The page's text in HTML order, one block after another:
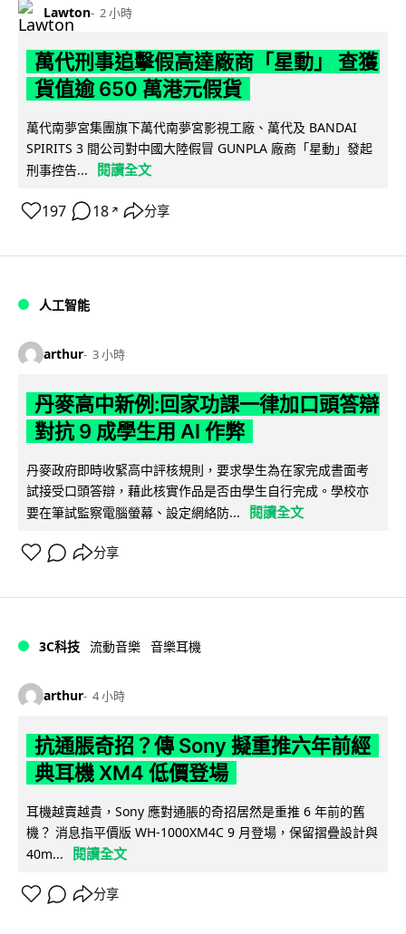
Lawton 2 小時
萬代刑事追擊假高達廠商「星動」 查獲
貨值逾 650 萬港元假貨
萬代南夢宮集團旗下萬代南夢宮影視工廠、萬代及 BANDAI
SPIRITS 3 間公司對中國大陸假冒 GUNPLA 廠商「星動」發起
刑事控告...
閱讀全文
197 18 ↗ 分享
人工智能
arthur 3 小時
丹麥高中新例:回家功課一律加口頭答辯
對抗 9 成學生用 AI 作弊
丹麥政府即時收緊高中評核規則，要求學生為在家完成書面考
試接受口頭答辯，藉此核實作品是否由學生自行完成。學校亦
要在筆試監察電腦螢幕、設定網絡防...
閱讀全文
分享
3C科技 流動音樂 音樂耳機
arthur 4 小時
抗通脹奇招？傳 Sony 擬重推六年前經
典耳機 XM4 低價登場
耳機越賣越貴，Sony 應對通脹的奇招居然是重推 6 年前的舊
機？ 消息指平價版 WH-1000XM4C 9 月登場，保留摺疊設計與
40m...
閱讀全文
分享